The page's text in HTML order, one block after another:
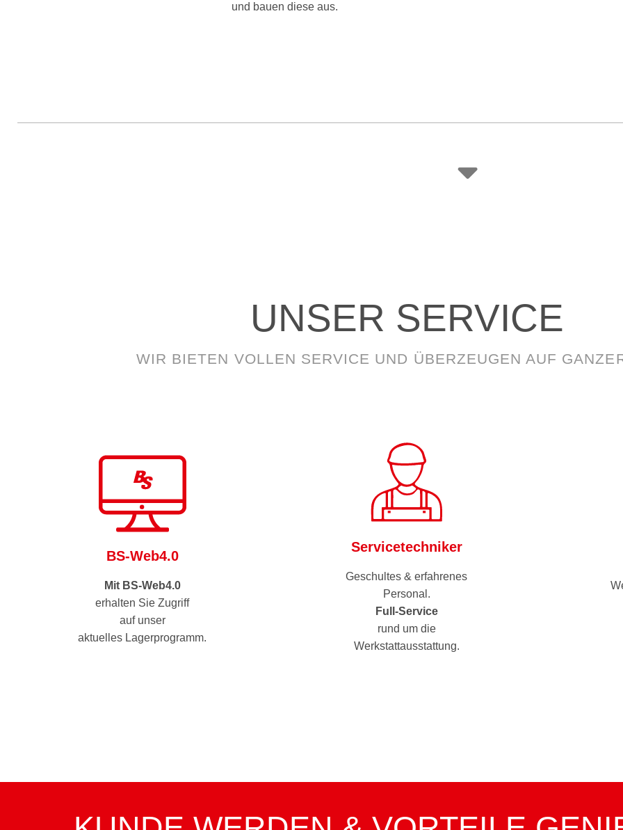
und bauen diese aus.
UNSER SERVICE
WIR BIETEN VOLLEN SERVICE UND ÜBERZEUGEN AUF
BS-Web4.0
Mit BS-Web4.0
erhalten Sie Zugriff
auf unser
aktuelles Lagerprogramm.
Servicetechniker
Geschultes & erfahrenes
Personal.
Full-Service
rund um die
Werkstattausstattung.